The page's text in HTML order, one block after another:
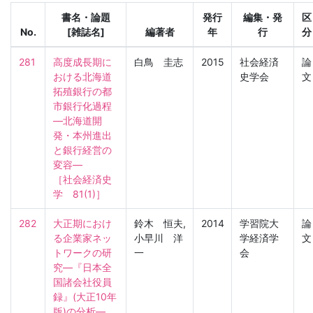
No.
書名・論題
[雑誌名]
編著者
発行
年
編集・発
行
区
分
281
高度成長期に
おける北海道
拓殖銀行の都
市銀行化過程
―北海道開
発・本州進出
と銀行経営の
変容―
［社会経済史
学　81(1)］
白鳥 圭志 2015
社会経済
史学会
論
文
282
大正期におけ
る企業家ネッ
トワークの研
究―『日本全
国諸会社役員
録』(大正10年
鈴木 恒夫,
小早川 洋
一
2014
学習院大
学経済学
会
論
文